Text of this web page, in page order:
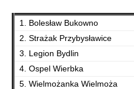
1. Bolesław Bukowno
2. Strażak Przybysławice
3. Legion Bydlin
4. Ospel Wierbka
5. Wielmożanka Wielmoża